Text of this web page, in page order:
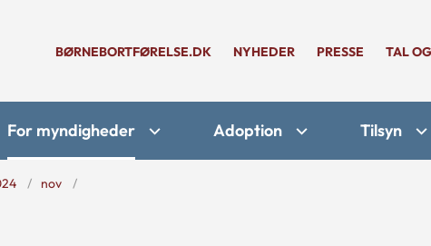
BØRNEBORTFØRELSE.DK NYHEDER PRESSE TAL
For myndigheder Adoption Tilsyn
nov